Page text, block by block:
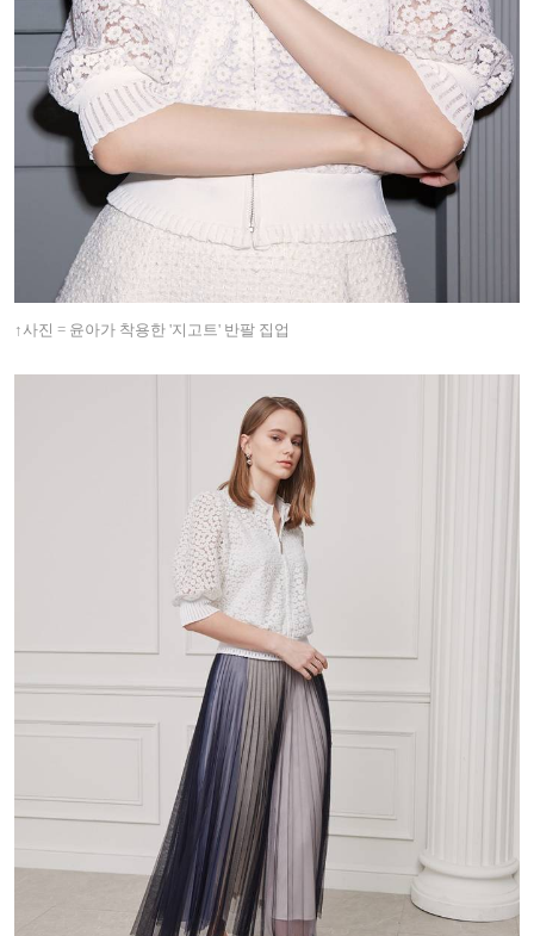
↑ 사진 = 윤아가 착용한 '지고트' 반팔 집업